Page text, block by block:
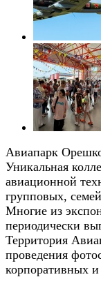
Авиапарк
Уникальная
авиационной
групповых,
Многие из
периодически
Территория
проведения
корпоративных